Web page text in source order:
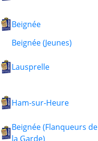
Beignée
Beignée (Jeunes)
Lausprelle
Ham-sur-Heure
Beignée (Flanqueurs de
la Garde)